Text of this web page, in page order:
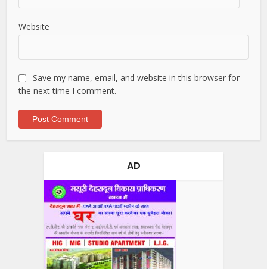
Website
Save my name, email, and website in this browser for
the next time I comment.
AD